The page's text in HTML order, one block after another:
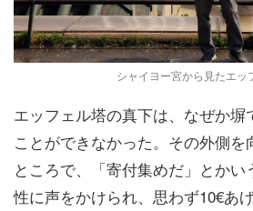
シャイヨー宮から見たエッ
エッフェル塔の真下は、なぜか塀
ことができなかった。その外側を
ところで、「寄付集めだ」とか
性に声をかけられ、思わず10€あ